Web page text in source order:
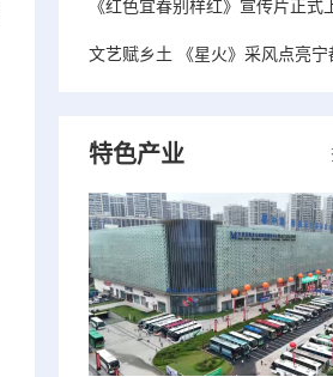
《红色宜春别样红》宣传片正式
文艺赋乡土 《星火》采风点亮宁
特色产业